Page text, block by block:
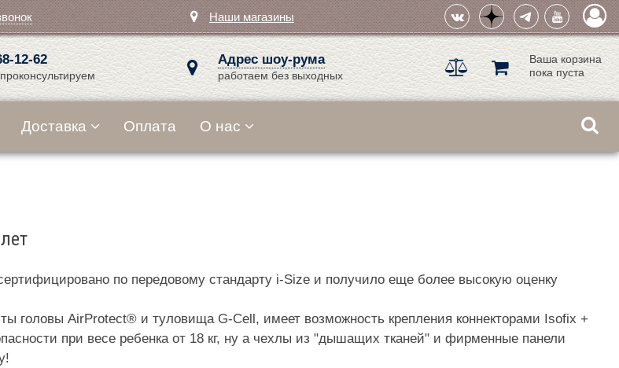
Наши магазины
12-62 Адрес шоу-рума
работаем без выходных
Ваша корзина
пока пуста
Доставка Оплата О нас
по передовому стандарту i-Size и получило еще более высокую оценку
головы AirProtect® и туловища G-Cell, имеет возможность крепления коннекторами Isofix +
при весе ребенка от 18 кг, ну а чехлы из "дышащих тканей" и фирменные панели